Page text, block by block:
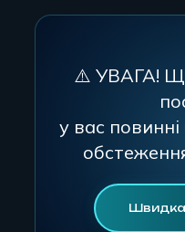
⚠️ УВАГА!
у вас
Швидка